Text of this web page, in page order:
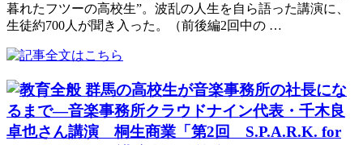
暮れたフツーの高校生”。波乱の人生を自ら語った講演に、
生徒約700人が聞き入った。（前後編2回中の …
群馬の高校生が音楽事務所の社長にな
るまで―音楽事務所クラウドナイン代表・千木良
卓也さん講演 桐生商業「第2回 S.P.A.R.K. for